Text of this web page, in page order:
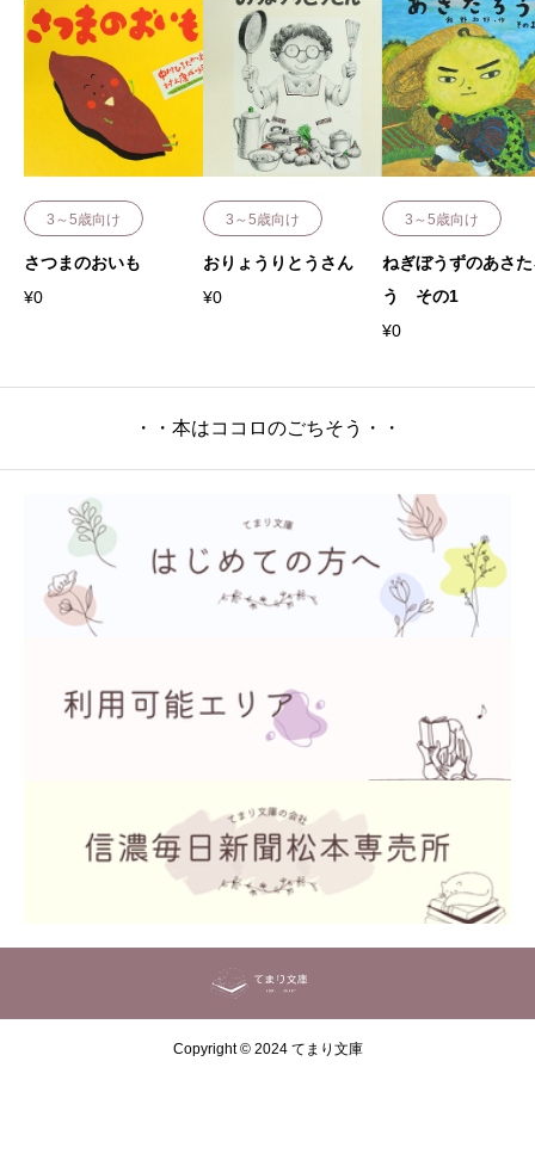
3～5歳向け
さつまのおいも
¥0
3～5歳向け
おりょうりとうさん
¥0
3～5歳向け
ねぎぼうずのあさ
う その1
¥0
・・本はココロのごちそう・・
Copyright © 2024 てまり文庫